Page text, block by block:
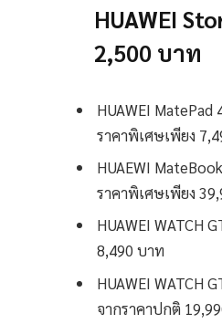
HUAWEI
2,500 บาท
HUAWEI
ราคาพิเศษเพียง
HUAEWI
ราคาพิเศษเพียง
HUAWEI WATCH
8,490 บาท
HUAWEI WATCH
จากราคาปกติ